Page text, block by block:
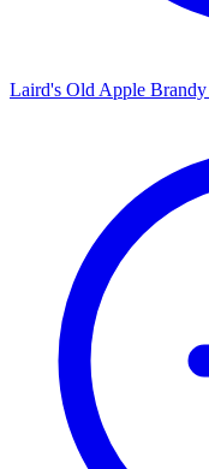
Laird's Old Apple Brandy